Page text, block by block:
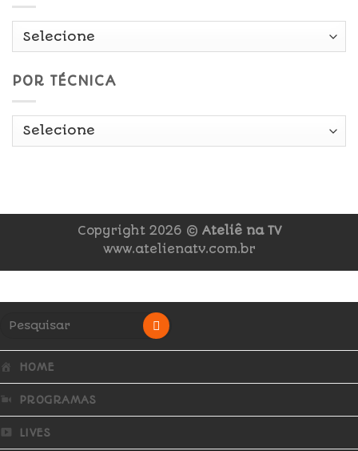
POR TÉCNICA
Copyright 2026 © Ateliê na TV
www.atelienatv.com.br
HOME
PROGRAMAS
LIVES